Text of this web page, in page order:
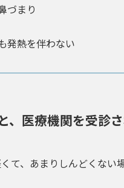
づまり
発熱を伴わない
、医療機関を受診
て、あまりしんどくない